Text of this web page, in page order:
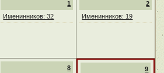
1
Именинников: 32
2
Именинников: 19
8
9